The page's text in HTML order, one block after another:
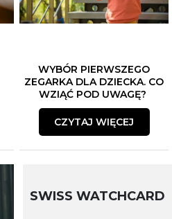
WYBÓR PIERWSZEGO
ZEGARKA DLA DZIECKA. CO
WZIĄĆ POD UWAGĘ?
CZYTAJ WIĘCEJ
SWISS WATCHCARD